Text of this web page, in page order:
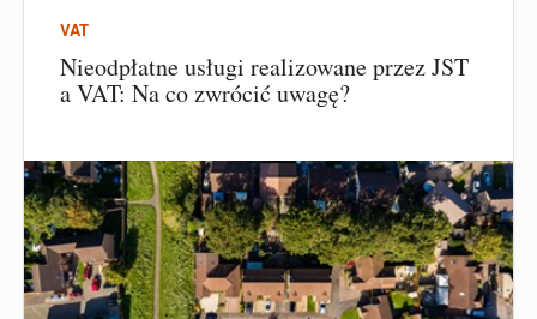
VAT
Nieodpłatne usługi realizowane przez JST
a VAT: Na co zwrócić uwagę?